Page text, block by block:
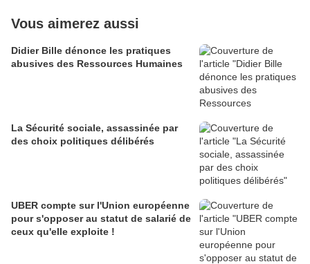
Vous aimerez aussi
Didier Bille dénonce les pratiques
abusives des Ressources Humaines
La Sécurité sociale, assassinée par
des choix politiques délibérés
UBER compte sur l'Union européenne
pour s'opposer au statut de salarié de
ceux qu'elle exploite !